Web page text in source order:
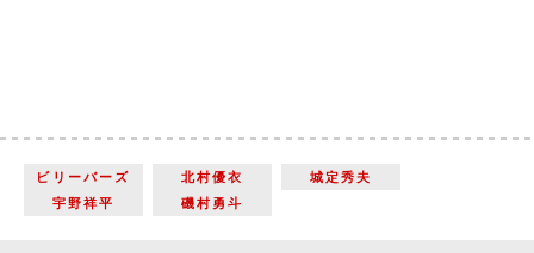
ビリーバーズ 北村優衣
城定秀夫
宇野祥平
磯村勇斗